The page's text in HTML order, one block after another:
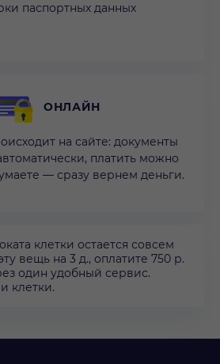
паспортных данных
ОНЛАЙН
на сайте: документы
платить можно
— сразу вернем деньги.
клетки остается совсем
вещь на 3 д., оплатите 750 р.
один удобный сервис.
клетки.